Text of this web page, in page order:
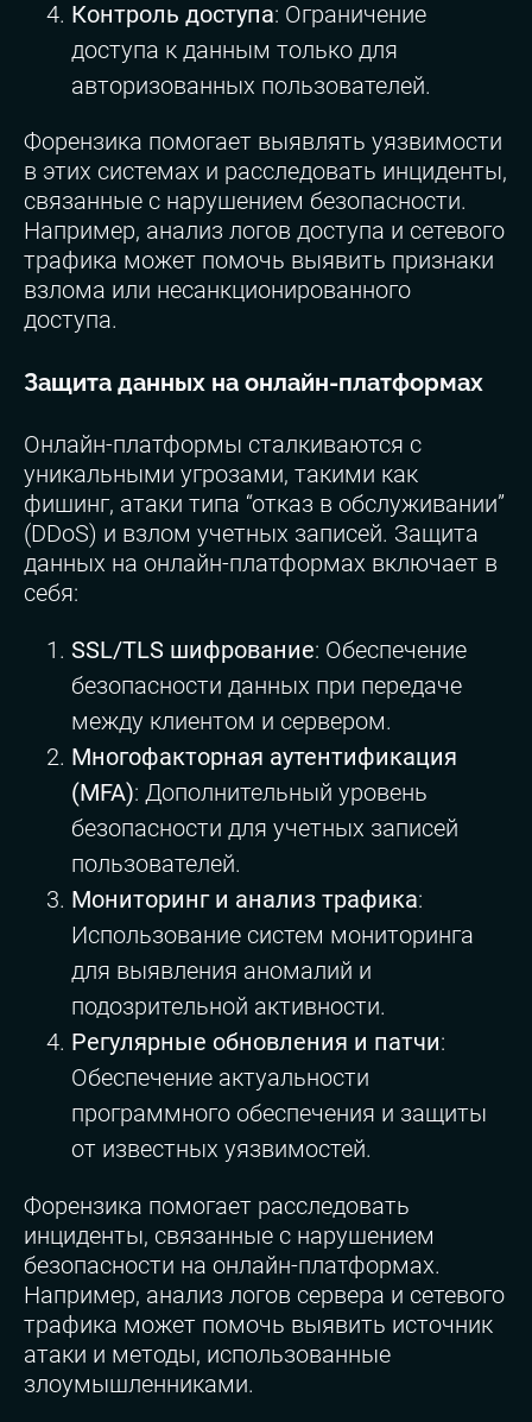
Контроль доступа: Ограничение
доступа к данным только для
авторизованных пользователей.
Форензика помогает выявлять уязвимости
в этих системах и расследовать инциденты,
связанные с нарушением безопасности.
Например, анализ логов доступа и сетевого
трафика может помочь выявить признаки
взлома или несанкционированного
доступа.
Защита данных на онлайн-платформах
Онлайн-платформы сталкиваются с
уникальными угрозами, такими как
фишинг, атаки типа “отказ в обслуживании”
(DDoS) и взлом учетных записей. Защита
данных на онлайн-платформах включает в
себя:
SSL/TLS шифрование: Обеспечение
безопасности данных при передаче
между клиентом и сервером.
Многофакторная аутентификация
(MFA): Дополнительный уровень
безопасности для учетных записей
пользователей.
Мониторинг и анализ трафика:
Использование систем мониторинга
для выявления аномалий и
подозрительной активности.
Регулярные обновления и патчи:
Обеспечение актуальности
программного обеспечения и защиты
от известных уязвимостей.
Форензика помогает расследовать
инциденты, связанные с нарушением
безопасности на онлайн-платформах.
Например, анализ логов сервера и сетевого
трафика может помочь выявить источник
атаки и методы, использованные
злоумышленниками.